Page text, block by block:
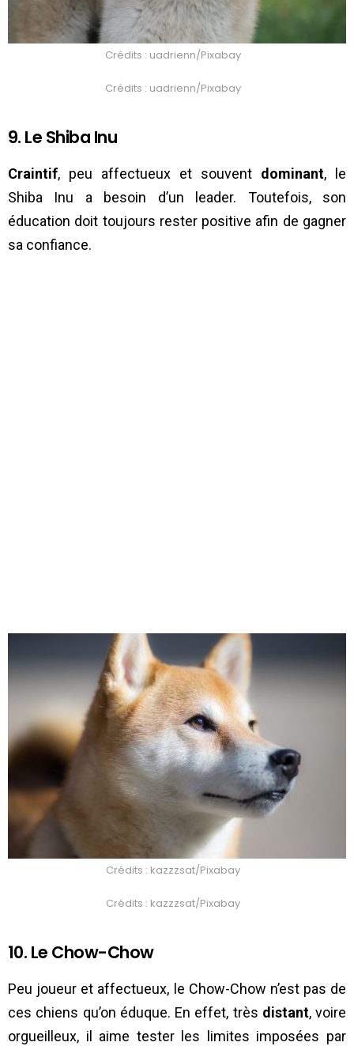
Crédits : uadrienn/Pixabay
Crédits : uadrienn/Pixabay
9. Le Shiba Inu
Craintif, peu affectueux et souvent dominant, le
Shiba Inu a besoin d’un leader. Toutefois, son
éducation doit toujours rester positive afin de gagner
sa confiance.
Crédits : kazzzsat/Pixabay
Crédits : kazzzsat/Pixabay
10. Le Chow-Chow
Peu joueur et affectueux, le Chow-Chow n’est pas de
ces chiens qu’on éduque. En effet, très distant, voire
orgueilleux, il aime tester les limites imposées par